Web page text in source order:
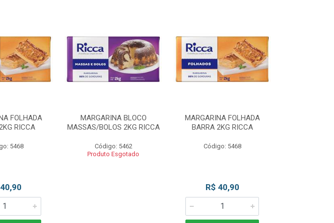
FOLHADA
RICCA
5468
MARGARINA BLOCO
MASSAS/BOLOS 2KG RICCA
Código: 5462
Produto Esgotado
MARGARINA FOLHADA
BARRA 2KG RICCA
Código: 5468
R$ 40,90